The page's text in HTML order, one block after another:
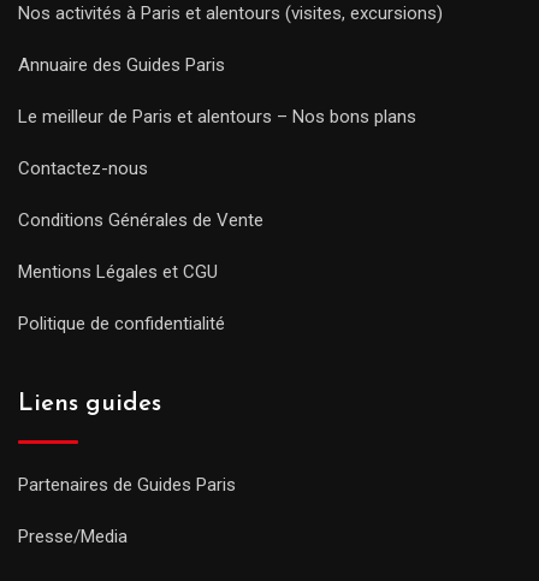
Nos activités à Paris et alentours (visites, excursions)
Annuaire des Guides Paris
Le meilleur de Paris et alentours – Nos bons plans
Contactez-nous
Conditions Générales de Vente
Mentions Légales et CGU
Politique de confidentialité
Liens guides
Partenaires de Guides Paris
Presse/Media